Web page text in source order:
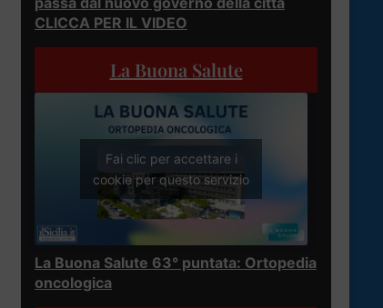
CLICCA PER IL VIDEO
La Buona Salute
Fai clic per accettare i
cookie per questo servizio
La Buona Salute 63° puntata: Ortopedia
oncologica